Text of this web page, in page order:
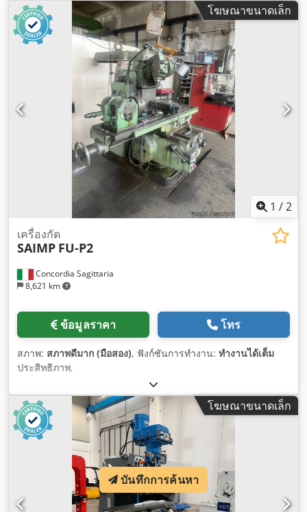
โฆษณาขนาดเล็ก
1 /2
Concordia Sagittaria
8,621 km
เครื่องกัด
SAIMP FU-P2
ข้อมูลราคา โทร
สภาพ: สภาพดีมาก (มือสอง), ฟังก์ชันการทำงาน: ทำงานได้เต็ม
ประสิทธิภาพ,
โฆษณาขนาดเล็ก
บันทึกการค้นหา